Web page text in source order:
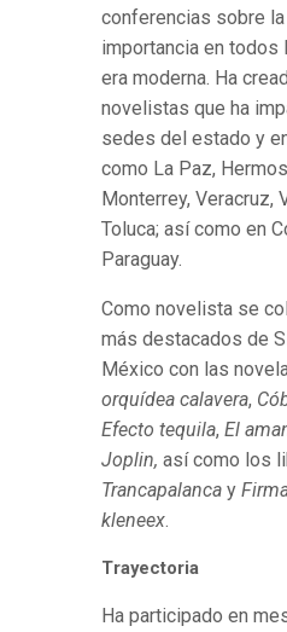
conferencias sobre
importancia en todos
era moderna. Ha
novelistas que ha
sedes del estado y
como La Paz,
Monterrey, Veracruz,
Toluca; así como en
Paraguay.
Como novelista se
más destacados de
México con las
orquídea calavera,
Efecto tequila, El
Joplin, así como los
Trancapalanca y
kleneex.
Trayectoria
Ha participado en